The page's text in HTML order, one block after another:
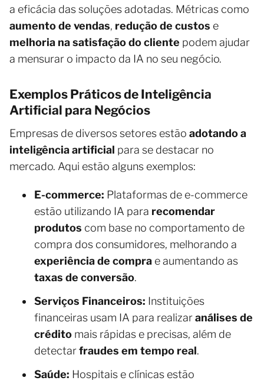
a eficácia das soluções adotadas. Métricas como
aumento de vendas, redução de custos e
melhoria na satisfação do cliente podem ajudar
a mensurar o impacto da IA no seu negócio.
Exemplos Práticos de Inteligência
Artificial para Negócios
Empresas de diversos setores estão adotando a
inteligência artificial para se destacar no
mercado. Aqui estão alguns exemplos:
E-commerce: Plataformas de e-commerce
estão utilizando IA para recomendar
produtos com base no comportamento de
compra dos consumidores, melhorando a
experiência de compra e aumentando as
taxas de conversão.
Serviços Financeiros: Instituições
financeiras usam IA para realizaranálises de
crédito mais rápidas e precisas, além de
detectarfraudes em tempo real.
Saúde: Hospitais e clínicas estão